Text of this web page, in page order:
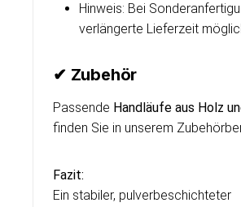
Hinweis: Bei
verlängerte Lieferzeit
✔ Zubehör
Passende Handläufe aus Holz
finden Sie in unserem
Fazit:
Ein stabiler, pulverbeschichteter